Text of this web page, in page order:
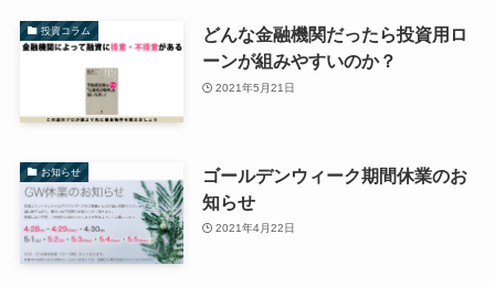
投資コラム
どんな金融機関だったら投資用ロ
ーンが組みやすいのか？
2021年5月21日
お知らせ
ゴールデンウィーク期間休業のお
知らせ
2021年4月22日